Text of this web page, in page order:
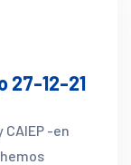
27-12-21
CAIEP -en